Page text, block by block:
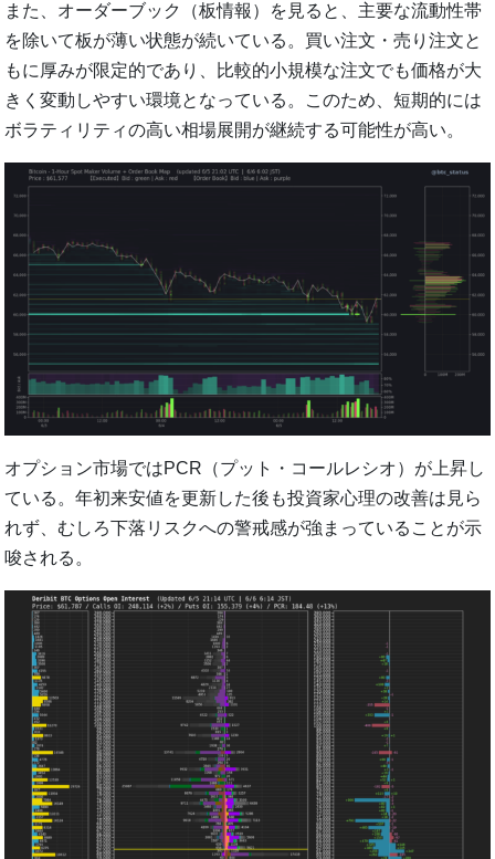
また、オーダーブック（板情報）を見ると、主要な流動性帯
を除いて板が薄い状態が続いている。買い注文・売り注文と
もに厚みが限定的であり、比較的小規模な注文でも価格が大
きく変動しやすい環境となっている。このため、短期的には
ボラティリティの高い相場展開が継続する可能性が高い。
オプション市場ではPCR（プット・コールレシオ）が上昇し
ている。年初来安値を更新した後も投資家心理の改善は見ら
れず、むしろ下落リスクへの警戒感が強まっていることが示
唆される。